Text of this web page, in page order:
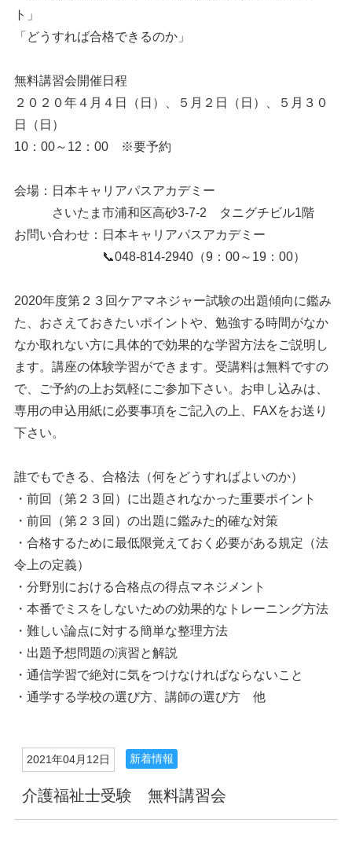
ト」
「どうすれば合格できるのか」
無料講習会開催日程
２０２０年４月４日（日）、５月２日（日）、５月３０
日（日）
10：00～12：00 ※要予約
会場：日本キャリアパスアカデミー
さいたま市浦和区高砂3-7-2 タニグチビル1階
お問い合わせ：日本キャリアパスアカデミー
📞048-814-2940（9：00～19：00）
2020年度第２３回ケアマネジャー試験の出題傾向に鑑み
た、おさえておきたいポイントや、勉強する時間がなか
なか取れない方に具体的で効果的な学習方法をご説明し
ます。講座の体験学習ができます。受講料は無料ですの
で、ご予約の上お気軽にご参加下さい。お申し込みは、
専用の申込用紙に必要事項をご記入の上、FAXをお送り
下さい。
誰でもできる、合格法（何をどうすればよいのか）
・前回（第２３回）に出題されなかった重要ポイント
・前回（第２３回）の出題に鑑みた的確な対策
・合格するために最低限覚えておく必要がある規定（法
令上の定義）
・分野別における合格点の得点マネジメント
・本番でミスをしないための効果的なトレーニング方法
・難しい論点に対する簡単な整理方法
・出題予想問題の演習と解説
・通信学習で絶対に気をつけなければならないこと
・通学する学校の選び方、講師の選び方 他
2021年04月12日 新着情報
介護福祉士受験 無料講習会